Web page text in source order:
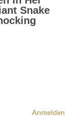
Anmelden